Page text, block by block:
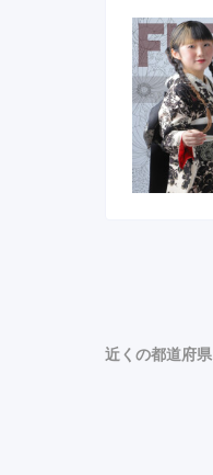
近くの都道府県